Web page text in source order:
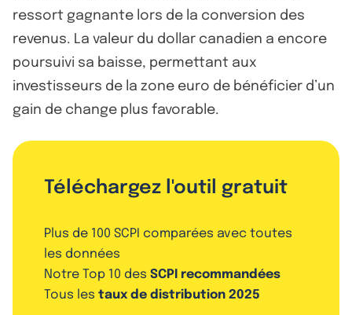
ressort gagnante lors de la conversion des
revenus. La valeur du dollar canadien a encore
poursuivi sa baisse, permettant aux
investisseurs de la zone euro de bénéficier d’un
gain de change plus favorable.
Téléchargez l'outil gratuit
Plus de 100 SCPI comparées avec toutes
les données
Notre Top 10 des SCPI recommandées
Tous les taux de distribution 2025